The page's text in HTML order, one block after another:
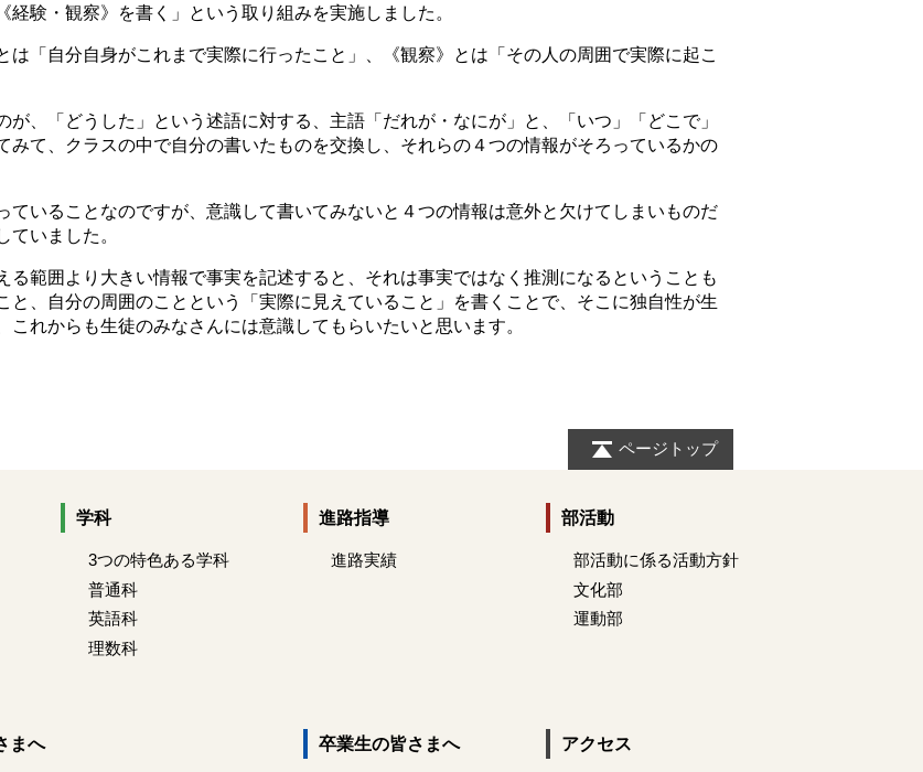
験・観察》を書く」という取り組みを実施しました。
「自分自身がこれまで実際に行ったこと」、《観察》とは「その人の周囲で実際に起こ
、「どうした」という述語に対する、主語「だれが・なにが」と、「いつ」「どこで」
みて、クラスの中で自分の書いたものを交換し、それらの４つの情報がそろっているかの
ていることなのですが、意識して書いてみないと４つの情報は意外と欠けてしまいものだ
ていました。
る範囲より大きい情報で事実を記述すると、それは事実ではなく推測になるということも
と、自分の周囲のことという「実際に見えていること」を書くことで、そこに独自性が生
れからも生徒のみなさんには意識してもらいたいと思います。
ページトップ
学科
3つの特色ある学科
普通科
英語科
理数科
進路指導
進路実績
部活動
部活動に係る活動方針
文化部
運動部
まへ 卒業生の皆さまへ アクセス